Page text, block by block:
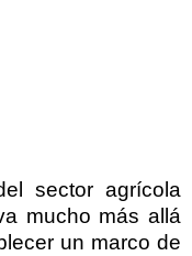
sector agrícola
mucho más allá
un marco de